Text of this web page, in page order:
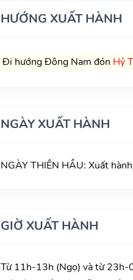
HƯỚNG XUẤT HÀNH
Đi hướng Đông Nam đón Hỷ
NGÀY XUẤT HÀNH
NGÀY THIÊN HẦU: Xuất
GIỜ XUẤT HÀNH
Từ 11h-13h (Ngọ) và từ 23h-